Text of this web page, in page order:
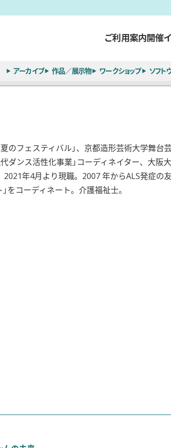
ご利用案内開催
アーカイブ 作品／展示物 ワークショップ ソフト
のフェスティバル」、京都造形芸術大学舞台
ダンス活性化事業」コーディネイター、大阪
年4月より現職。2007 年からALS発症の友
をコーディネート。介護福祉士。